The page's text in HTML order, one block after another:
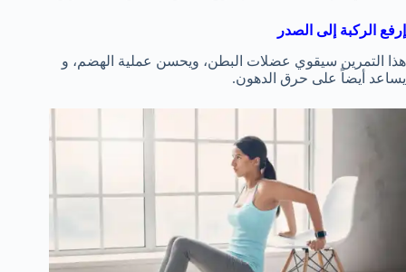
إرفع الركبة إلى الصدر
هذا التمرين سيقوي عضلات البطن، ويحسن عملية الهضم، و
يساعد أيضاً على حرق الدهون.